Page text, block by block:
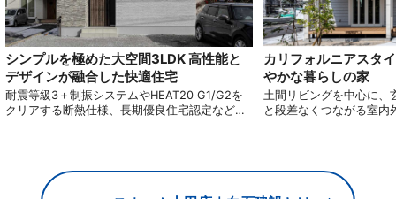
シンプルを極めた大空間3LDK 高性能と
デザインが融合した快適住宅
耐震等級3＋制振システムやHEAT20 G1/G2を
クリアする断熱仕様、長期優良住宅認定など高
ます。 家事動線にも配慮した設計で、家族全員
が快適に過ごせる家です。
カリフォルニアスタ
やかな暮らしの家
土間リビングを中心に、
と段差なくつながる室内